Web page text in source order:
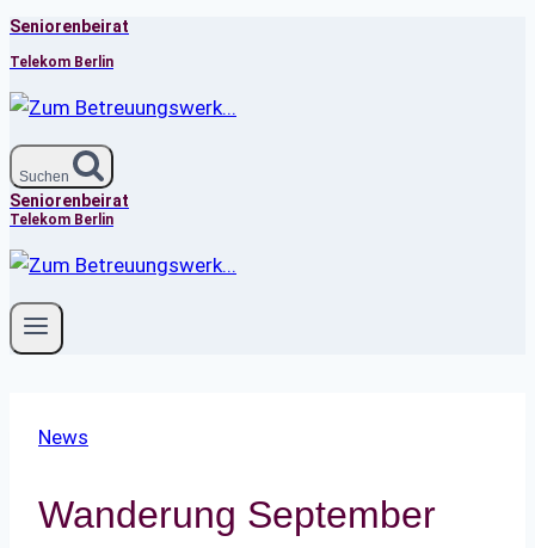
Zum
Inhalt
springen
Seniorenbeirat
Telekom Berlin
Suchen
Seniorenbeirat
Telekom Berlin
News
Wanderung September